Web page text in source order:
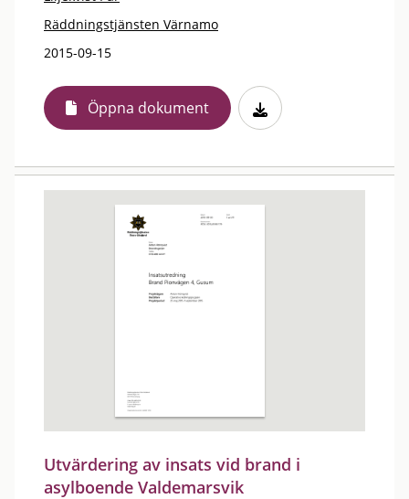
Räddningstjänsten Värnamo
2015-09-15
Öppna dokument
Utvärdering av insats vid brand i
asylboende Valdemarsvik